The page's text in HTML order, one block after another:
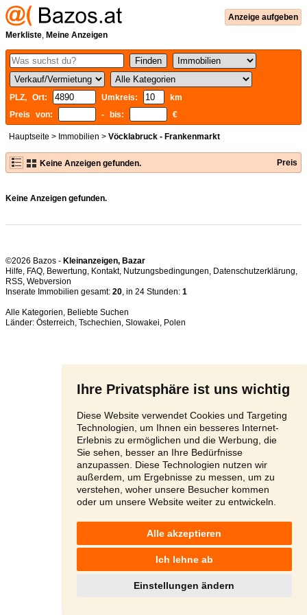
Ihre Privatsphäre ist uns wichtig
Diese Website verwendet Cookies und Targeting
Technologien, um Ihnen ein besseres Internet-
Erlebnis zu ermöglichen und die Werbung, die
Sie sehen, besser an Ihre Bedürfnisse
anzupassen. Diese Technologien nutzen wir
außerdem, um Ergebnisse zu messen, um zu
verstehen, woher unsere Besucher kommen
oder um unsere Website weiter zu entwickeln.
Alle akzeptieren
Ich lehne ab
Einstellungen ändern
Anzeige aufgeben
Merkliste, Meine Anzeigen
PLZ, Ort: Umkreis:
km
Preis von:
- bis: €
Hauptseite > Immobilien > Vöcklabruck - Frankenmarkt
Keine Anzeigen gefunden. Preis
Keine Anzeigen gefunden.
©2026 Bazos - Kleinanzeigen, Bazar
Hilfe, FAQ, Bewertung, Kontakt, Nutzungsbedingungen, Datenschutzerklärung,
RSS,
Inserate Immobilien gesamt: 20, in 24 Stunden: 1
Alle Kategorien, Beliebte Suchen
Länder: Österreich, Tschechien, Slowakei, Polen